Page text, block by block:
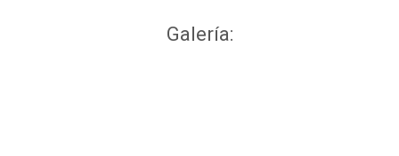
Galería: